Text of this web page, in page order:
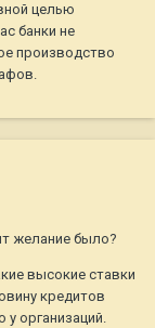
целью
банки не
производство
желание было?
высокие ставки
кредитов
у организаций.